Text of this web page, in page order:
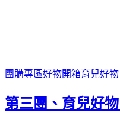
團購專區好物開箱育兒好物
第三團、育兒好